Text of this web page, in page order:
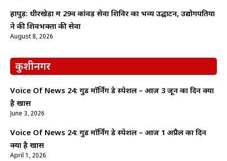
हापुड़: धीरखेड़ा में 29वें कांवड़ सेवा शिविर का भव्य उद्घाटन, उद्योगपतियों
ने की शिवभक्तों की सेवा
August 8, 2026
कुशीनगर
Voice Of News 24: गुड माॅर्निंग डे स्पेशल – आज 3 जून का दिन क्यों
है खास
June 3, 2026
Voice Of News 24: गुड माॅर्निंग डे स्पेशल – आज 1 अप्रैल का दिन
क्यों है खास
April 1, 2026